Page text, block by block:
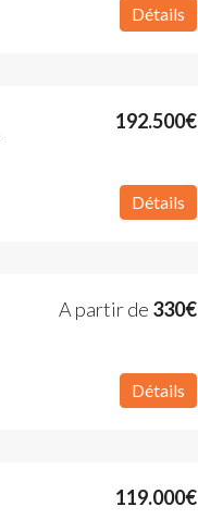
Détails
192.500€
Détails
A partir de 330€
Détails
119.000€